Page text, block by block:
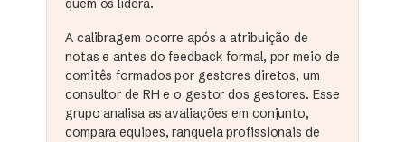
quem os lidera.
A calibragem ocorre após a atribuição de
notas e antes do feedback formal, por meio de
comitês formados por gestores diretos, um
consultor de RH e o gestor dos gestores. Esse
grupo analisa as avaliações em conjunto,
compara equipes, ranqueia profissionais de